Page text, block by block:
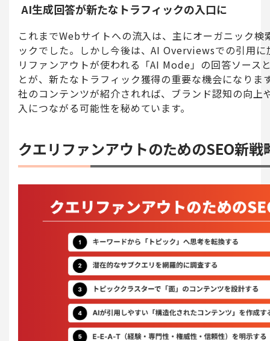
AI生成回答が新たなトラフィックの入口に
これまでWebサイトへの流入は、主にオーガニック検
ックでした。しかし今後は、AI Overviewsでの引用
リファンアウトが使われる「AI Mode」の回答ソース
とが、新たなトラフィック獲得の重要な機会になりま
社のコンテンツが紹介されれば、ブランド認知の向上
入につながる可能性を秘めています。
クエリファンアウトのためのSEO新